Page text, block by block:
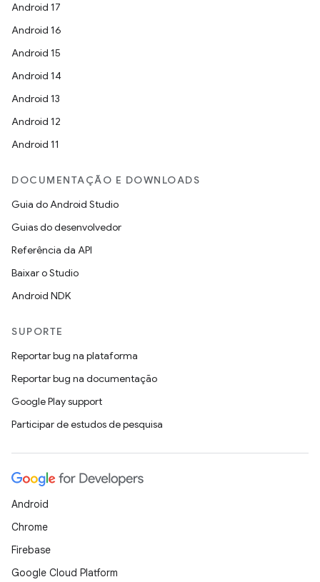
Android 17
Android 16
Android 15
Android 14
Android 13
Android 12
Android 11
DOCUMENTAÇÃO E DOWNLOADS
Guia do Android Studio
Guias do desenvolvedor
Referência da API
Baixar o Studio
Android NDK
SUPORTE
Reportar bug na plataforma
Reportar bug na documentação
Google Play support
Participar de estudos de pesquisa
Android
Chrome
Firebase
Google Cloud Platform